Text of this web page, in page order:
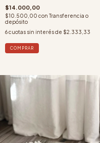
$14.000,00
$10.500,00 con Transferencia o
depósito
6cuotas sin interés de $2.333,33